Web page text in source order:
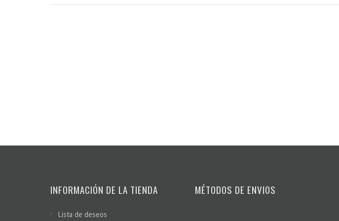
INFORMACIÓN DE LA TIENDA
Lista de deseos
MÉTODOS DE ENVIOS